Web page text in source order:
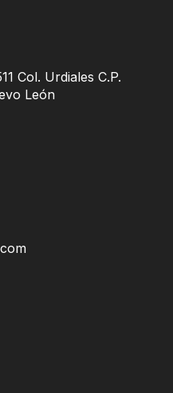
Col. Urdiales C.P.
León